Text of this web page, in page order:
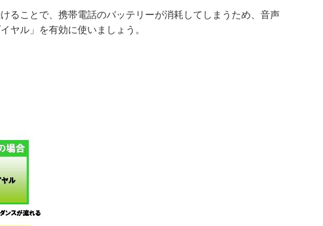
ることで、携帯電話のバッテリーが消耗してしまうため、音声
ヤル」を有効に使いましょう。